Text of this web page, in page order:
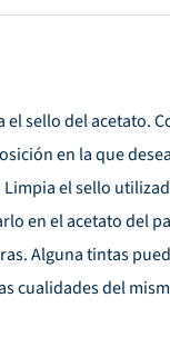
el sello del acetato.
en la que
el sello
en el acetato del
Alguna tintas
cualidades del